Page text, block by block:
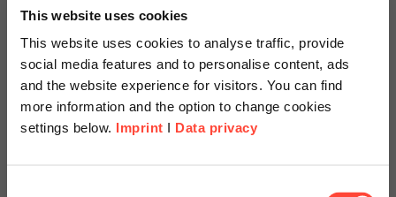
This website uses cookies
This website uses cookies to analyse traffic, provide
social media features and to personalise content, ads
and the website experience for visitors. You can find
more information and the option to change cookies
settings below. Imprint I Data privacy
Solution Order Management –
Der intelligente Weg zu neuen
Geschäftsmodellen und